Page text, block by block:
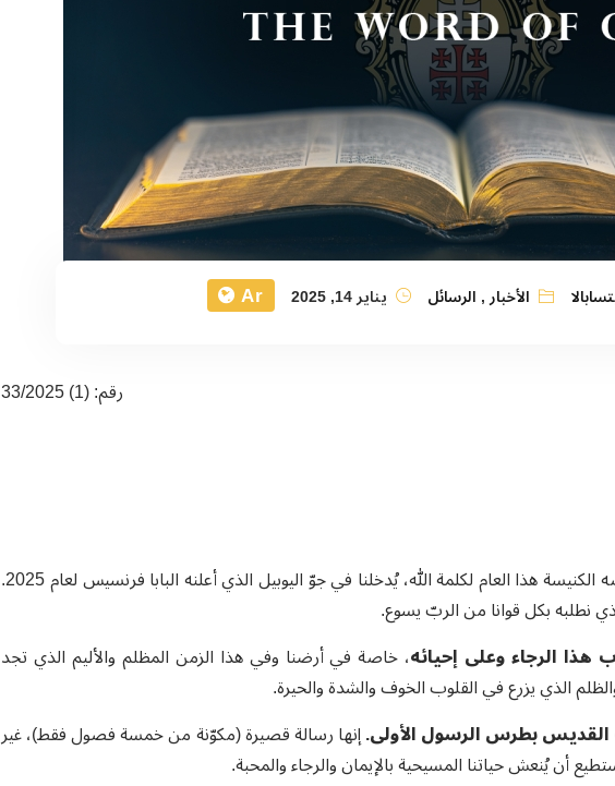
الأخبار, الرسائل يناير 14, 2025 Ar
رقم: (1) 33/2025
يومُ الأحد، الموافق 26 كانون الثاني، الذي تخصّصه الكنيسة هذا العام لكلمة الله، يُدخلنا في جوّ اليوبيل الذي أعلنه البابا فرنسيس لعام 2025.
نطلبه بكل قوانا من الربّ يسوع.
الرجاء وعلى إحيائه، خاصة في أرضنا وفي هذا الزمن المظلم والأليم الذي تجد
الذي يزرع في القلوب الخوف والشدة والحيرة.
القديس بطرس الرسول الأولى.إنها رسالة قصيرة (مكوّنة من خمسة فصول فقط)، غير
أن يُنعش حياتنا المسيحية بالإيمان والرجاء والمحبة.